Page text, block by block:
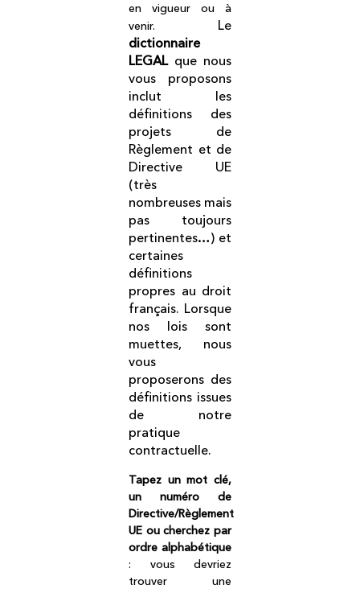
en vigueur ou à
venir. Le
dictionnaire
LEGAL que nous
vous proposons
inclut les
définitions des
projets de
Règlement et de
Directive UE
(très
nombreuses mais
pas toujours
pertinentes…) et
certaines
définitions
propres au droit
français. Lorsque
nos lois sont
muettes, nous
vous
proposerons des
définitions issues
de notre
pratique
contractuelle.
Tapez un mot clé,
un numéro de
Directive/Règlement
UE ou cherchez par
ordre alphabétique
: vous devriez
trouver une